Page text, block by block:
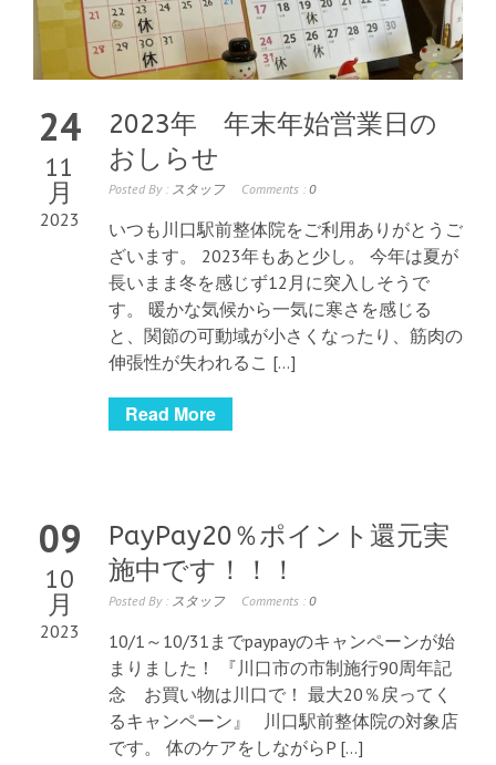
24
11
月
2023
2023年 年末年始営業日の
おしらせ
Posted By : スタッフ Comments : 0
いつも川口駅前整体院をご利用ありがとうご
ざいます。 2023年もあと少し。 今年は夏が
長いまま冬を感じず12月に突入しそうで
す。 暖かな気候から一気に寒さを感じる
と、関節の可動域が小さくなったり、筋肉の
伸張性が失われるこ […]
Read More
09
10
月
2023
PayPay20％ポイント還元実
施中です！！！
Posted By : スタッフ Comments : 0
10/1～10/31までpaypayのキャンペーンが始
まりました！ 『川口市の市制施行90周年記
念 お買い物は川口で！ 最大20％戻ってく
るキャンペーン』 川口駅前整体院の対象店
です。 体のケアをしながらP […]